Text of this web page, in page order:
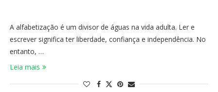
A alfabetização é um divisor de águas na vida adulta. Ler e
escrever significa ter liberdade, confiança e independência. No
entanto, …
Leia mais